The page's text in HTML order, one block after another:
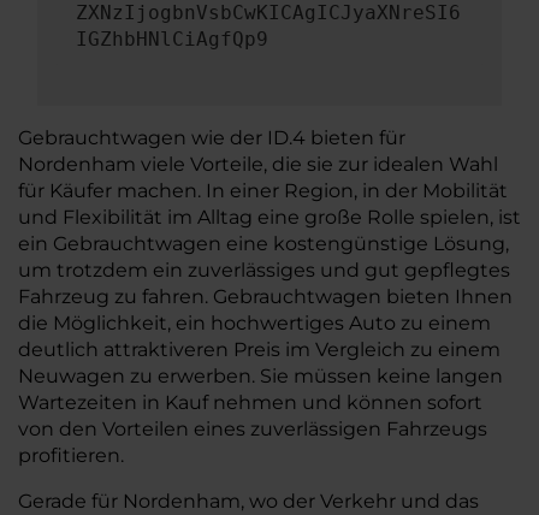
ZXNzIjogbnVsbCwKICAgICJyaXNreSI6
IGZhbHNlCiAgfQp9
Gebrauchtwagen wie der ID.4 bieten für
Nordenham viele Vorteile, die sie zur idealen Wahl
für Käufer machen. In einer Region, in der Mobilität
und Flexibilität im Alltag eine große Rolle spielen, ist
ein Gebrauchtwagen eine kostengünstige Lösung,
um trotzdem ein zuverlässiges und gut gepflegtes
Fahrzeug zu fahren. Gebrauchtwagen bieten Ihnen
die Möglichkeit, ein hochwertiges Auto zu einem
deutlich attraktiveren Preis im Vergleich zu einem
Neuwagen zu erwerben. Sie müssen keine langen
Wartezeiten in Kauf nehmen und können sofort
von den Vorteilen eines zuverlässigen Fahrzeugs
profitieren.
Gerade für Nordenham, wo der Verkehr und das